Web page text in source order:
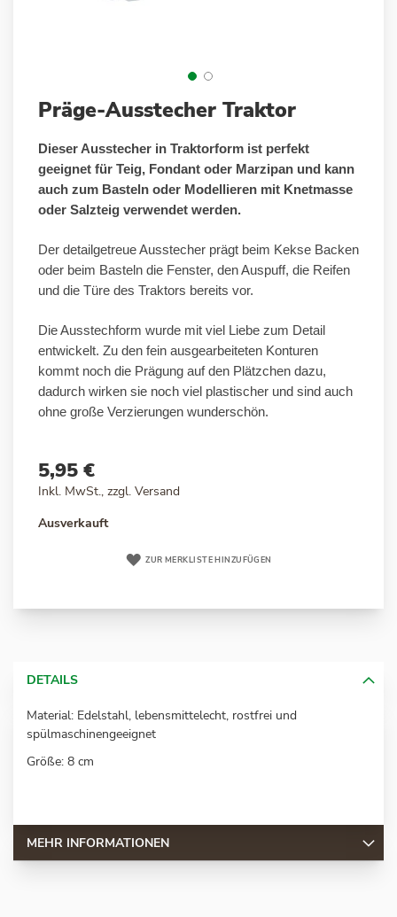
Anfang
Bildergalerie
springen
Präge-Ausstecher Traktor
Dieser Ausstecher in Traktorform ist perfekt
geeignet für Teig, Fondant oder Marzipan und kann
auch zum Basteln oder Modellieren mit Knetmasse
oder Salzteig verwendet werden.
Der detailgetreue Ausstecher prägt beim Kekse Backen
oder beim Basteln die Fenster, den Auspuff, die Reifen
und die Türe des Traktors bereits vor.
Die Ausstechform wurde mit viel Liebe zum Detail
entwickelt. Zu den fein ausgearbeiteten Konturen
kommt noch die Prägung auf den Plätzchen dazu,
dadurch wirken sie noch viel plastischer und sind auch
ohne große Verzierungen wunderschön.
5,95 €
Inkl. MwSt., zzgl. Versand
Ausverkauft
ZUR MERKLISTE HINZUFÜGEN
DETAILS
Material: Edelstahl, lebensmittelecht, rostfrei und
spülmaschinengeeignet
Größe: 8 cm
MEHR INFORMATIONEN